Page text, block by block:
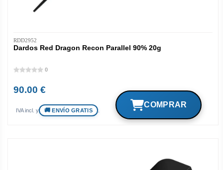
RDD2952
Dardos Red Dragon Recon Parallel 90% 20g
0
90.00 €
IVA incl. y ENVÍO GRATIS .